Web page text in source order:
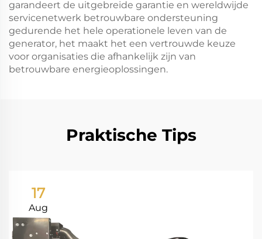
garandeert de uitgebreide garantie en wereldwijde
servicenetwerk betrouwbare ondersteuning
gedurende het hele operationele leven van de
generator, het maakt het een vertrouwde keuze
voor organisaties die afhankelijk zijn van
betrouwbare energieoplossingen.
Praktische Tips
17
Aug